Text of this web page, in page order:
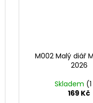
M002 Malý diář
2026
Skladem
169 Kč